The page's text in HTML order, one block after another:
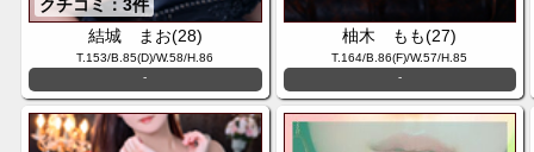
クチコミ：3件
結城 まお(28)
T.153/B.85(D)/W.58/H.86
-
柚木 もも(27)
T.164/B.86(F)/W.57/H.85
-